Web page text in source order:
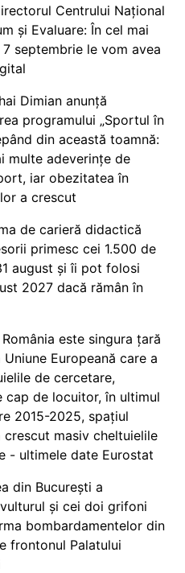
Centrului Național
și Evaluare: În cel mai
septembrie le vom avea
Dimian anunță
programului „Sportul în
din această toamnă:
multe adeverințe de
iar obezitatea în
a crescut
de carieră didactică
primesc cei 1.500 de
august și îi pot folosi
2027 dacă rămân în
este singura țară
Europeană care a
de cercetare,
cap de locuitor, în ultimul
2015-2025, spațiul
crescut masiv cheltuielile
- ultimele date Eurostat
din București a
și cei doi grifoni
bombardamentelor din
frontonul Palatului